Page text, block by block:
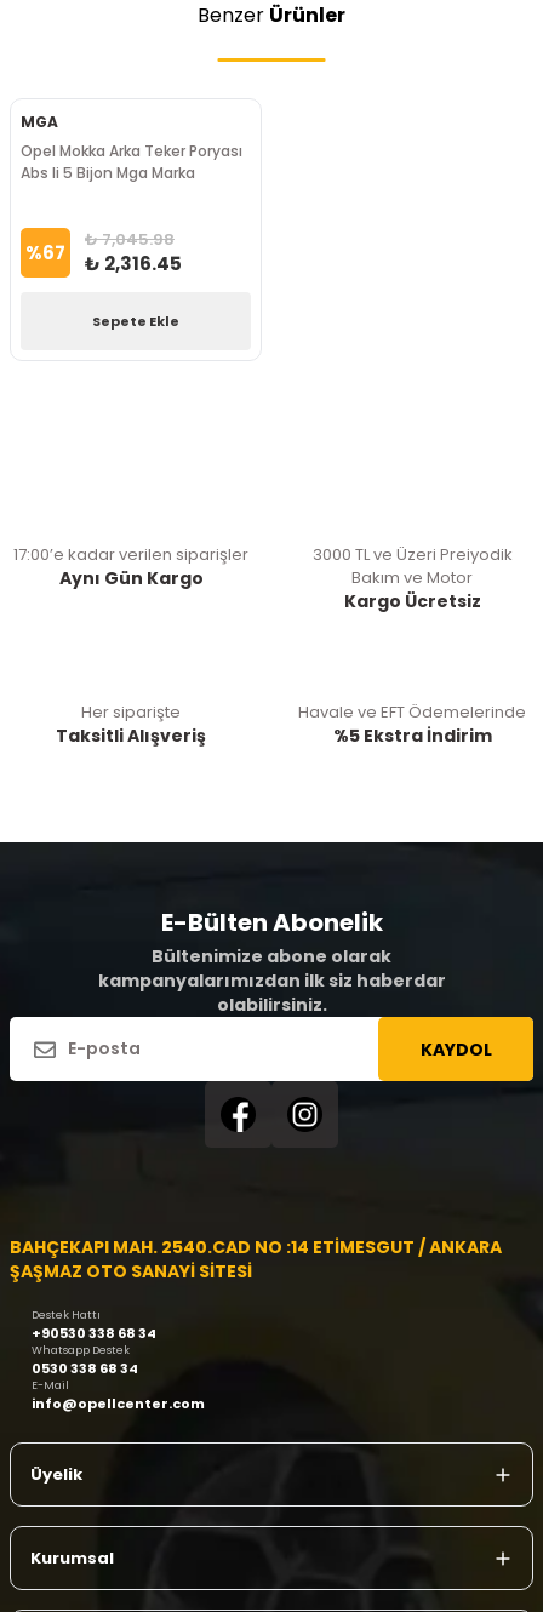
Benzer Ürünler
MGA
Opel Mokka Arka Teker Poryası
Abs li 5 Bijon Mga Marka
%67 ₺ 7,045.98
₺ 2,316.45
Sepete Ekle
17:00’e kadar verilen siparişler
Aynı Gün Kargo
3000 TL ve Üzeri Preiyodik
Bakım ve Motor
Kargo Ücretsiz
Her siparişte
Taksitli Alışveriş
Havale ve EFT Ödemelerinde
%5 Ekstra İndirim
E-Bülten Abonelik
Bültenimize abone olarak
kampanyalarımızdan ilk siz haberdar
olabilirsiniz.
KAYDOL
BAHÇEKAPI MAH. 2540.CAD NO :14 ETİMESGUT / ANKARA
ŞAŞMAZ OTO SANAYİ SİTESİ
Destek Hattı
+90530 338 68 34
Whatsapp Destek
0530 338 68 34
E-Mail
info@opellcenter.com
Üyelik
Kurumsal